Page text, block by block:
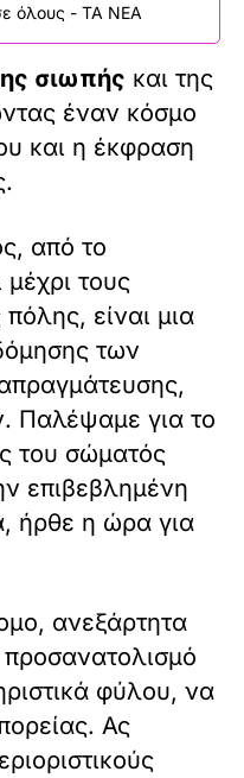
όλους - ΤΑ ΝΕΑ
σιωπής και της
έναν κόσμο
και η έκφραση
από το
τους
είναι μια
των
Παλέψαμε για το
του σώματός
επιβεβλημένη
ήρθε η ώρα για
ανεξάρτητα
φύλου, να
Ας